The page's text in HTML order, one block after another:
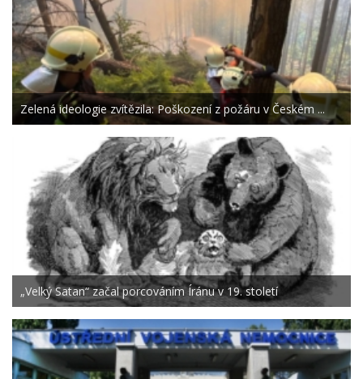
Zelená ideologie zvítězila: Poškození z požáru v Českém ...
„Velký Satan“ začal porcováním Íránu v 19. století